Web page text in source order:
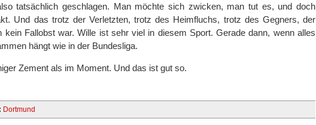
tatsächlich geschlagen. Man möchte sich zwicken, man tut es, und doch
Und das trotz der Verletzten, trotz des Heimfluchs, trotz des Gegners, der
kein Fallobst war. Wille ist sehr viel in diesem Sport. Gerade dann, wenn alles
hängt wie in der Bundesliga.
Zement als im Moment. Und das ist gut so.
Dortmund